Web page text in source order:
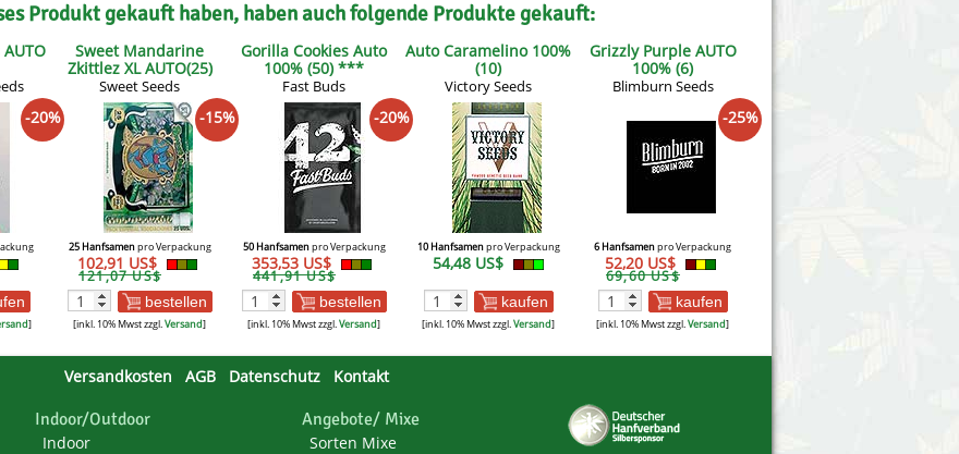
Produkt gekauft haben, haben auch folgende Produkte gekauft:
-20%
]
Sweet Mandarine
Zkittlez XL AUTO(25)
***
Sweet Seeds
-15%
25 Hanfsamenpro Verpackung
102,91 US$
121,07 US$
bestellen
[inkl. 10% Mwst zzgl.Versand]
Gorilla Cookies Auto
100% (50) ***
Fast Buds
-20%
50 Hanfsamenpro Verpackung
353,53 US$
441,91 US$
bestellen
[inkl. 10% Mwst zzgl.Versand]
Auto Caramelino 100%
(10)
Victory Seeds
10 Hanfsamenpro Verpackung
54,48 US$
kaufen
[inkl. 10% Mwst zzgl.Versand]
Grizzly Purple AUTO
100% (6)
Blimburn Seeds
-25%
6 Hanfsamenpro Verpackung
52,20 US$
69,60 US$
kaufen
[inkl. 10% Mwst zzgl.Versand]
Versandkosten AGB Datenschutz Kontakt
Indoor/Outdoor
Indoor
Angebote/ Mixe
Sorten Mixe